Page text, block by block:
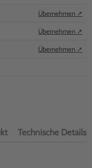
Übernehmen ↗
Übernehmen ↗
Übernehmen ↗
Technische Details